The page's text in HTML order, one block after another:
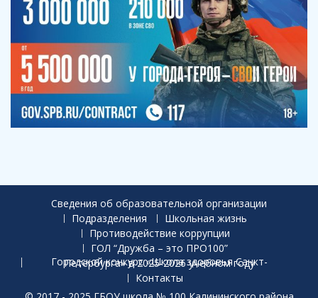
Сведения об образовательной организации
Подразделения
Школьная жизнь
Противодействие коррупции
ГОЛ “Дружба – это ПРО100”
Городской конкурс «Школа здоровья Санкт-Петербурга» в 2025-2026 учебном году
Контакты